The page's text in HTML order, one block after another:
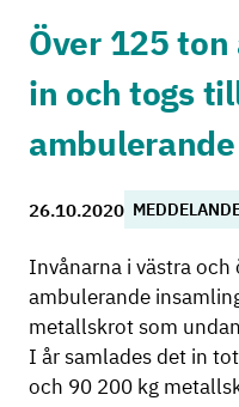
Över 125
in och togs
26.10.2020
Invånarna i västra
ambulerande
metallskrot som
I år samlades det in
och 90 200 kg